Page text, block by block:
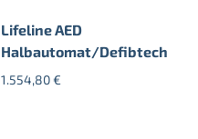
Lifeline AED
Halbautomat/Defibtech
1.554,80€